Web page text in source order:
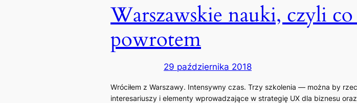
Warszawskie nauki, czyli
powrotem
29 października 2018
Wróciłem z Warszawy. Intensywny czas. Trzy szkolenia — można by
interesariuszy i elementy wprowadzające w strategię UX dla biznesu